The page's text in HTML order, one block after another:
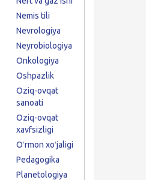
Nemis tili
Nevrologiya
Neyrobiologiya
Onkologiya
Oshpazlik
Oziq-ovqat
sanoati
Oziq-ovqat
xavfsizligi
Oʻrmon xoʻjaligi
Pedagogika
Planetologiya